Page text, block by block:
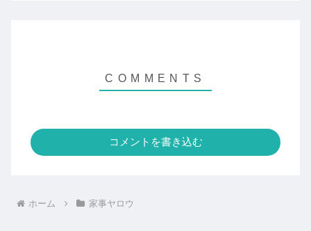
コメントを書き込む
ホーム 家事ヤロウ